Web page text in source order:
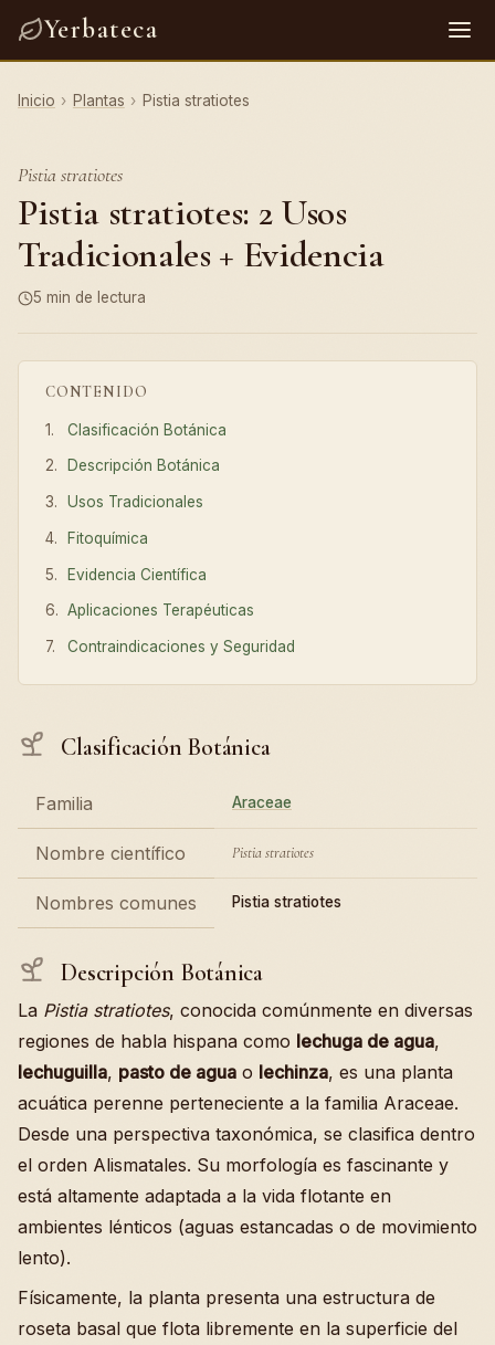
Yerbateca
Inicio › Plantas › Pistia stratiotes
Pistia stratiotes
Pistia stratiotes: 2 Usos
Tradicionales + Evidencia
5 min de lectura
CONTENIDO
Clasificación Botánica
Descripción Botánica
Usos Tradicionales
Fitoquímica
Evidencia Científica
Aplicaciones Terapéuticas
Contraindicaciones y Seguridad
Clasificación Botánica
Familia Araceae
Nombre científico Pistia stratiotes
Nombres comunes Pistia stratiotes
Descripción Botánica
La Pistia stratiotes, conocida comúnmente en diversas
regiones de habla hispana como lechuga de agua,
lechuguilla, pasto de agua o lechinza, es una planta
acuática perenne perteneciente a la familia Araceae.
Desde una perspectiva taxonómica, se clasifica dentro
el orden Alismatales. Su morfología es fascinante y
está altamente adaptada a la vida flotante en
ambientes lénticos (aguas estancadas o de movimiento
lento).
Físicamente, la planta presenta una estructura de
roseta basal que flota libremente en la superficie del